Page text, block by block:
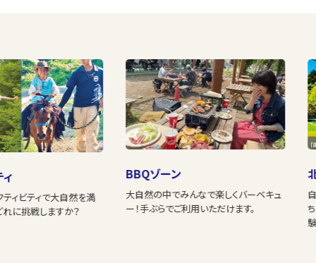
ィビティで大自然を満
に挑戦しますか？
BBQゾーン
大自然の中でみんなで楽しくバーベキュ
ー！手ぶらでご利用いただけます。
験